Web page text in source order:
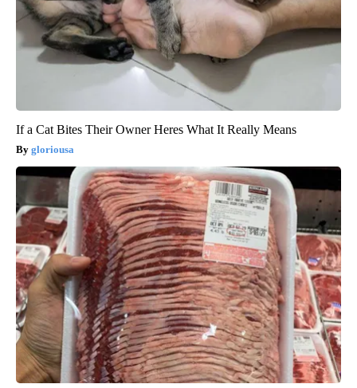
If a Cat Bites Their Owner Heres What It Really Means
gloriousa